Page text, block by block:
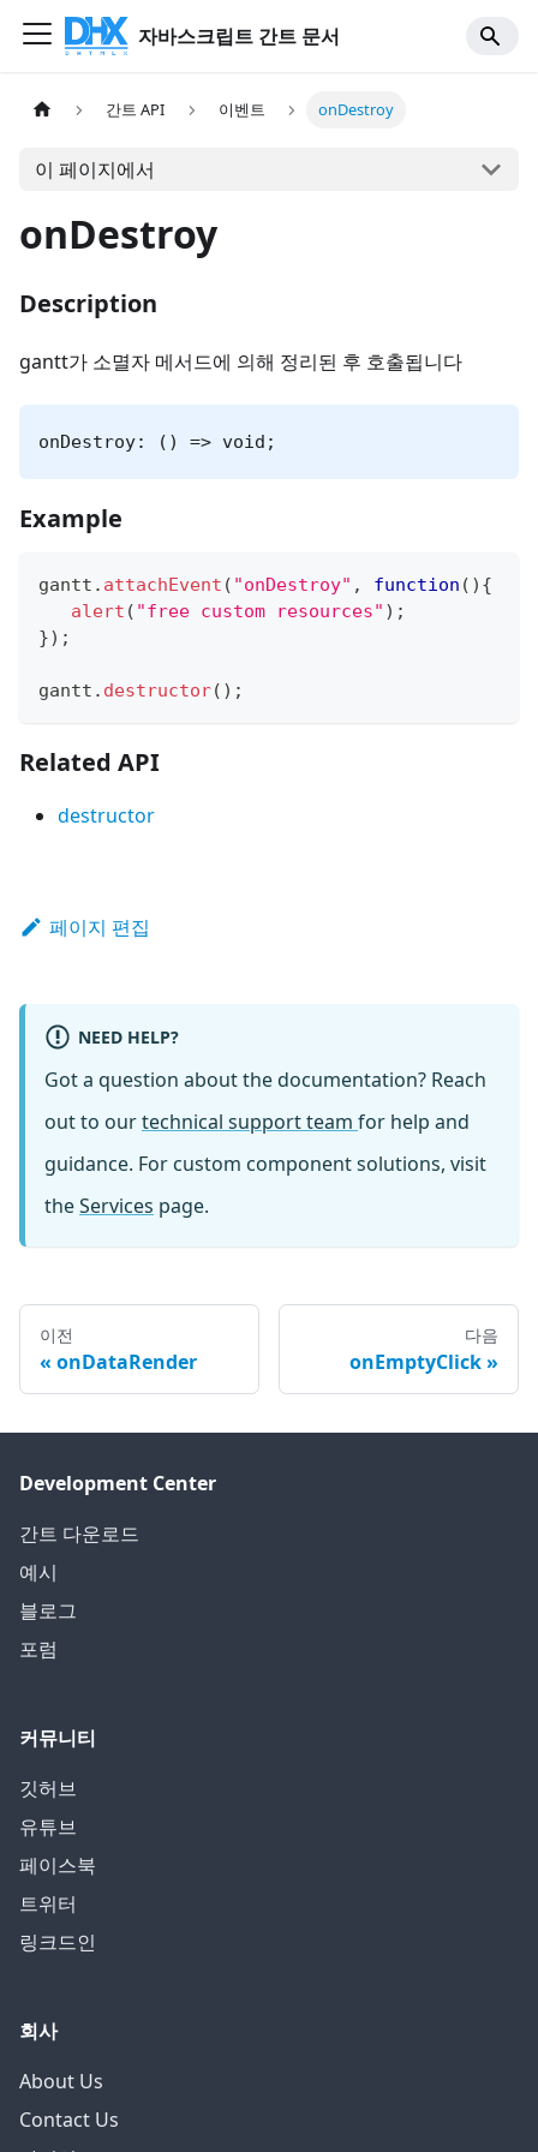
자바스크립트 간트 문서
간트 API 이벤트 onDestroy
이 페이지에서
onDestroy
Description
gantt가 소멸자 메서드에 의해 정리된 후 호출됩니다
onDestroy: () => void;
Example
gantt . attachEvent ( "onDestroy" , function ( ) {
alert ( "free custom resources" ) ;
}) ;
gantt . destructor( ) ;
Related API
destructor
페이지 편집
NEED HELP?
Got a question about the documentation? Reach
out to ourtechnical support team for help and
guidance. For custom component solutions, visit
theServices page.
이전
onDataRender
다음
onEmptyClick
Development Center
간트 다운로드
예시
블로그
포럼
커뮤니티
깃허브
유튜브
페이스북
트위터
링크드인
회사
About Us
Contact Us